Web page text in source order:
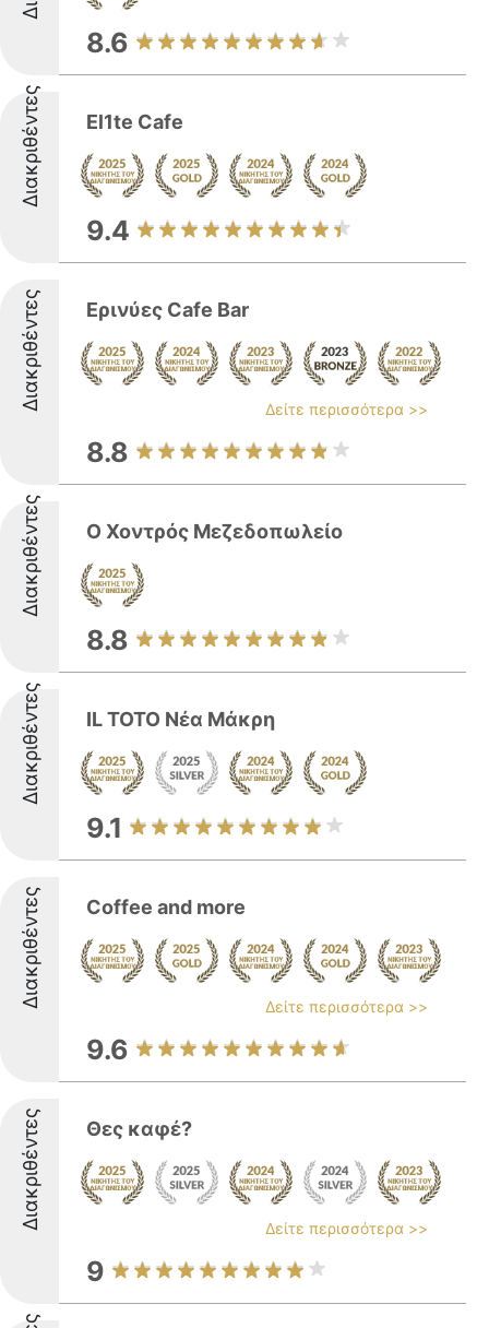
8.6
Διακριθέντες El1te Cafe
9.4
Διακριθέντες Ερινύες Cafe Bar
Δείτε περισσότερα >>
8.8
Διακριθέντες Ο Χοντρός Μεζεδοπωλείο
8.8
Διακριθέντες IL TOTO Νέα Μάκρη
9.1
Διακριθέντες Coffee and more
Δείτε περισσότερα >>
9.6
Διακριθέντες Θες καφέ?
Δείτε περισσότερα >>
9